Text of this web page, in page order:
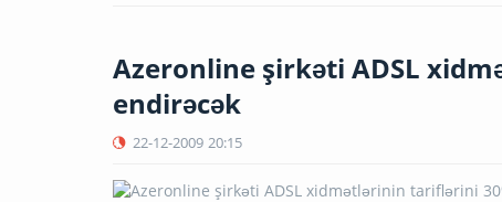
Azeronline şirkəti ADSL
endirəcək
22-12-2009 20:15